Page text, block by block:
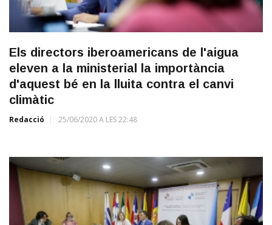
Els directors iberoamericans de l'aigua
eleven a la ministerial la importància
d'aquest bé en la lluita contra el canvi
climàtic
Redacció 25/06/2020 A LES 22:48